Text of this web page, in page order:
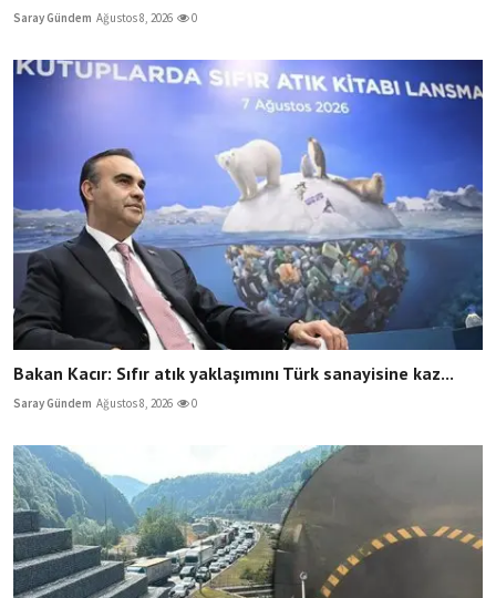
Saray Gündem Ağustos 8, 2026 0
Bakan Kacır: Sıfır atık yaklaşımını Türk sanayisine kaz...
Saray Gündem Ağustos 8, 2026 0